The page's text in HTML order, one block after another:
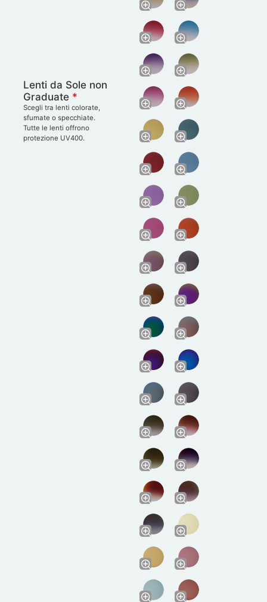
Lenti da Sole non
Graduate *
Scegli tra lenti colorate,
sfumate o specchiate.
Tutte le lenti offrono
protezione UV400.